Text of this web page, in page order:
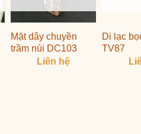
Mặt dây chuyền
trầm núi DC103
Liên hệ
Di lạc
TV87